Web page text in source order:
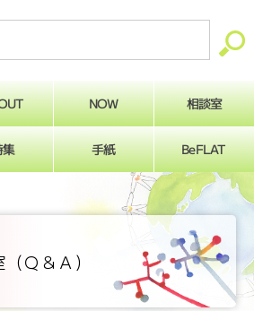
NOW 相談室
集 手紙 BeFLAT
Ｑ＆Ａ）